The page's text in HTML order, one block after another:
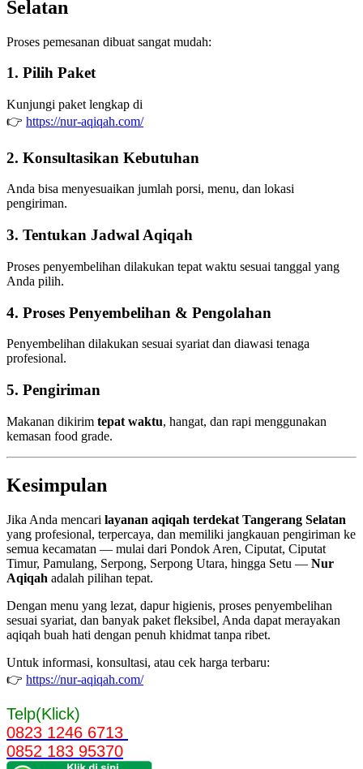
Selatan
Proses pemesanan dibuat sangat mudah:
1. Pilih Paket
Kunjungi paket lengkap di
👉 https://nur-aqiqah.com/
2. Konsultasikan Kebutuhan
Anda bisa menyesuaikan jumlah porsi, menu, dan lokasi
pengiriman.
3. Tentukan Jadwal Aqiqah
Proses penyembelihan dilakukan tepat waktu sesuai tanggal yang
Anda pilih.
4. Proses Penyembelihan & Pengolahan
Penyembelihan dilakukan sesuai syariat dan diawasi tenaga
profesional.
5. Pengiriman
Makanan dikirim tepat waktu, hangat, dan rapi menggunakan
kemasan food grade.
Kesimpulan
Jika Anda mencari layanan aqiqah terdekat Tangerang Selatan
yang profesional, terpercaya, dan memiliki jangkauan pengiriman ke
semua kecamatan — mulai dari Pondok Aren, Ciputat, Ciputat
Timur, Pamulang, Serpong, Serpong Utara, hingga Setu — Nur
Aqiqah adalah pilihan tepat.
Dengan menu yang lezat, dapur higienis, proses penyembelihan
sesuai syariat, dan banyak paket fleksibel, Anda dapat merayakan
aqiqah buah hati dengan penuh khidmat tanpa ribet.
Untuk informasi, konsultasi, atau cek harga terbaru:
👉 https://nur-aqiqah.com/
Telp(Klick)
0823 1246 6713
0852 183 95370